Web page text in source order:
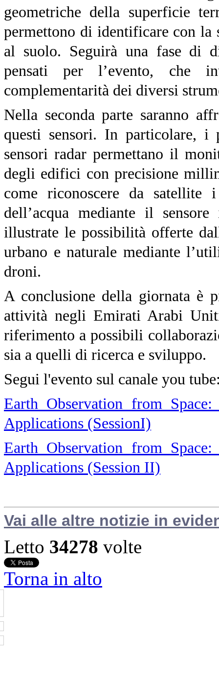
geometriche della superficie
permettono di identificare con la
al suolo. Seguirà una fase di
pensati per l’evento, che
complementarità dei diversi
Nella seconda parte saranno
questi sensori. In particolare, i
sensori radar permettano il
degli edifici con precisione
come riconoscere da
dell’acqua mediante il
illustrate le possibilità offerte
urbano e naturale mediante
droni.
A conclusione della giornata è
attività negli Emirati Arabi
riferimento a possibili
sia a quelli di ricerca e sviluppo.
Segui l'evento sul canale you
Earth Observation from
Applications (SessionI)
Earth Observation from
Applications (Session II)
Vai alle altre notizie in
Letto 34278 volte
Torna in alto